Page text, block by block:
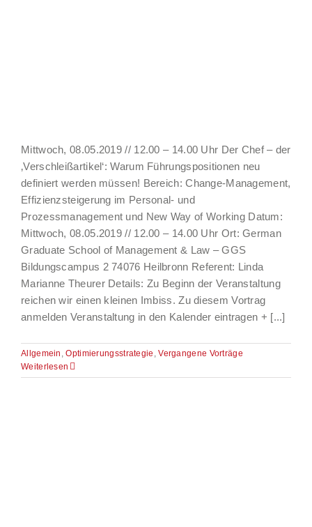
Mittwoch, 08.05.2019 // 12.00 – 14.00 Uhr Der Chef – der
‚Verschleißartikel‘: Warum Führungspositionen neu
definiert werden müssen! Bereich: Change-Management,
Effizienzsteigerung im Personal- und
Prozessmanagement und New Way of Working Datum:
Mittwoch, 08.05.2019 // 12.00 – 14.00 Uhr Ort: German
Graduate School of Management & Law – GGS
Bildungscampus 2 74076 Heilbronn Referent: Linda
Marianne Theurer Details: Zu Beginn der Veranstaltung
reichen wir einen kleinen Imbiss. Zu diesem Vortrag
anmelden Veranstaltung in den Kalender eintragen + [...]
Allgemein ,Optimierungsstrategie ,Vergangene Vorträge
Weiterlesen